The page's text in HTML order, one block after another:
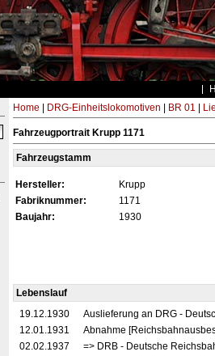
Home DRG-Einheitslokomotiven BR 01
Fahrzeugportrait Krupp 1171
Fahrzeugstamm
Hersteller:
Krupp
Fabriknummer:
1171
Baujahr:
1930
Lebenslauf
19.12.1930
Auslieferung an DRG -
12.01.1931
Abnahme
02.02.1937
=> DRB - Deutsche